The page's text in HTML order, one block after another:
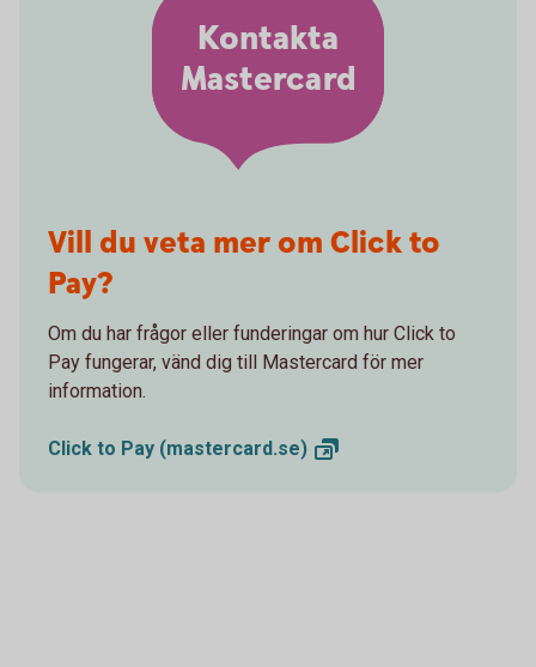
Kontakta
Mastercard
Vill du veta mer om Click to
Pay?
Om du har frågor eller funderingar om hur Click to
Pay fungerar, vänd dig till Mastercard för mer
information.
Click to Pay (mastercard.se)